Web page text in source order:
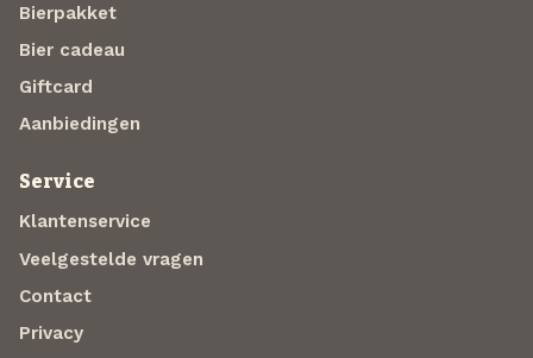
Bierpakket
Bier cadeau
Giftcard
Aanbiedingen
Service
Klantenservice
Veelgestelde vragen
Contact
Privacy